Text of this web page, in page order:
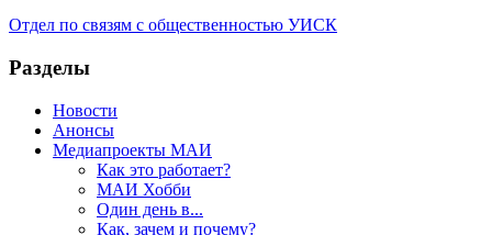
Отдел по связям с общественностью УИСК
Разделы
Новости
Анонсы
Медиапроекты МАИ
Как это работает?
МАИ Хобби
Один день в...
Как, зачем и почему?